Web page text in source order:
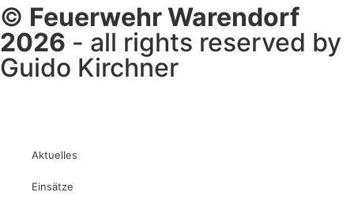
© Feuerwehr Warendorf
2026 - all rights reserved by
Guido Kirchner
Aktuelles
Einsätze